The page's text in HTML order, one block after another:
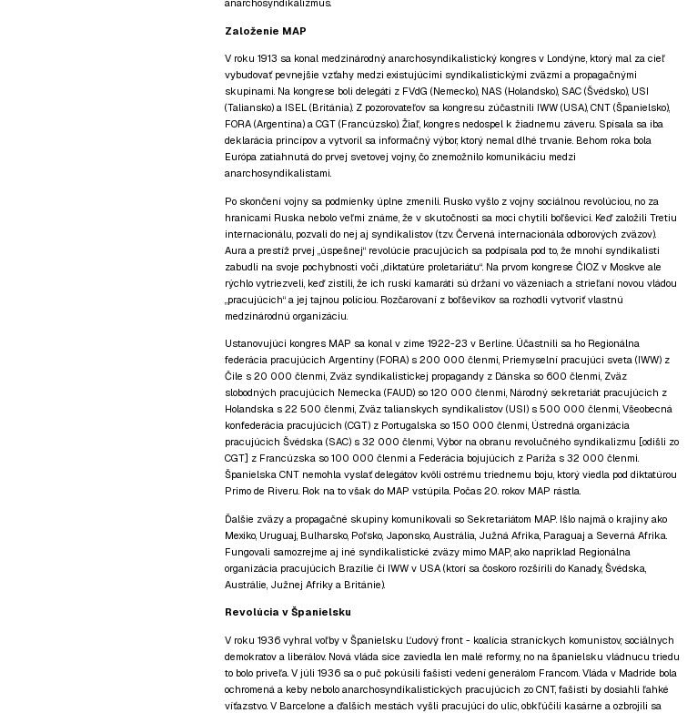
anarchosyndikalizmus.
Založenie MAP
V roku 1913 sa konal medzinárodný anarchosyndikalistický kongres v Londýne, ktorý mal za cieľ
vybudovať pevnejšie vzťahy medzi existujúcimi syndikalistickými zväzmi a propagačnými
skupinami. Na kongrese boli delegáti z FVdG (Nemecko), NAS (Holandsko), SAC (Švédsko), USI
(Taliansko) a ISEL (Británia). Z pozorovateľov sa kongresu zúčastnili IWW (USA), CNT (Španielsko),
FORA (Argentína) a CGT (Francúzsko). Žiaľ, kongres nedospel k žiadnemu záveru. Spísala sa iba
deklarácia princípov a vytvoril sa informačný výbor, ktorý nemal dlhé trvanie. Behom roka bola
Európa zatiahnutá do prvej svetovej vojny, čo znemožnilo komunikáciu medzi
anarchosyndikalistami.
Po skončení vojny sa podmienky úplne zmenili. Rusko vyšlo z vojny sociálnou revolúciou, no za
hranicami Ruska nebolo veľmi známe, že v skutočnosti sa moci chytili boľševici. Keď založili Tretiu
internacionálu, pozvali do nej aj syndikalistov (tzv. Červená internacionála odborových zväzov).
Aura a prestíž prvej „úspešnej“ revolúcie pracujúcich sa podpísala pod to, že mnohí syndikalisti
zabudli na svoje pochybnosti voči „diktatúre proletariátu“. Na prvom kongrese ČIOZ v Moskve ale
rýchlo vytriezveli, keď zistili, že ich ruskí kamaráti sú držaní vo väzeniach a strieľaní novou vládou
„pracujúcich“ a jej tajnou políciou. Rozčarovaní z boľševikov sa rozhodli vytvoriť vlastnú
medzinárodnú organizáciu.
Ustanovujúci kongres MAP sa konal v zime 1922-23 v Berlíne. Účastnili sa ho Regionálna
federácia pracujúcich Argentíny (FORA) s 200 000 členmi, Priemyselní pracujúci sveta (IWW) z
Čile s 20 000 členmi, Zväz syndikalistickej propagandy z Dánska so 600 členmi, Zväz
slobodných pracujúcich Nemecka (FAUD) so 120 000 členmi, Národný sekretariát pracujúcich z
Holandska s 22 500 členmi, Zväz talianskych syndikalistov (USI) s 500 000 členmi, Všeobecná
konfederácia pracujúcich (CGT) z Portugalska so 150 000 členmi, Ústredná organizácia
pracujúcich Švédska (SAC) s 32 000 členmi, Výbor na obranu revolučného syndikalizmu [odišli zo
CGT] z Francúzska so 100 000 členmi a Federácia bojujúcich z Paríža s 32 000 členmi.
Španielska CNT nemohla vyslať delegátov kvôli ostrému triednemu boju, ktorý viedla pod diktatúrou
Primo de Riveru. Rok na to však do MAP vstúpila. Počas 20. rokov MAP rástla.
Ďalšie zväzy a propagačné skupiny komunikovali so Sekretariátom MAP. Išlo najmä o krajiny ako
Mexiko, Uruguaj, Bulharsko, Poľsko, Japonsko, Austrália, Južná Afrika, Paraguaj a Severná Afrika.
Fungovali samozrejme aj iné syndikalistické zväzy mimo MAP, ako napríklad Regionálna
organizácia pracujúcich Brazílie či IWW v USA (ktorí sa čoskoro rozšírili do Kanady, Švédska,
Austrálie, Južnej Afriky a Británie).
Revolúcia v Španielsku
V roku 1936 vyhral voľby v Španielsku Ľudový front - koalícia straníckych komunistov, sociálnych
demokratov a liberálov. Nová vláda síce zaviedla len malé reformy, no na španielsku vládnucu triedu
to bolo priveľa. V júli 1936 sa o puč pokúsili fašisti vedení generálom Francom. Vláda v Madride bola
ochromená a keby nebolo anarchosyndikalistických pracujúcich zo CNT, fašisti by dosiahli ľahké
víťazstvo. V Barcelone a ďalších mestách vyšli pracujúci do ulíc, obkľúčili kasárne a ozbrojili sa